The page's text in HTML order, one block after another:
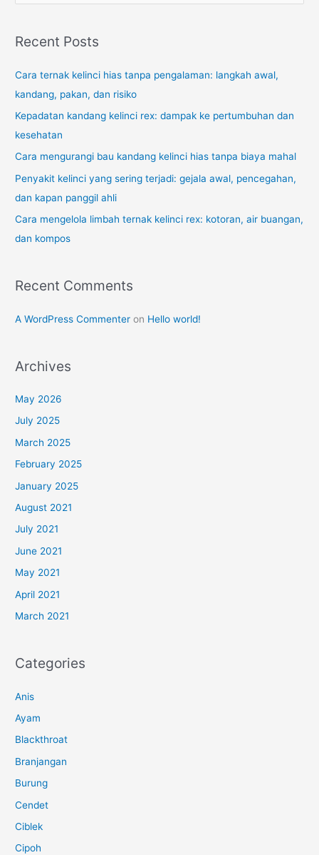
r
h
f
o
r
:
Recent Posts
Cara ternak kelinci hias tanpa pengalaman: langkah awal,
kandang, pakan, dan risiko
Kepadatan kandang kelinci rex: dampak ke pertumbuhan dan
kesehatan
Cara mengurangi bau kandang kelinci hias tanpa biaya mahal
Penyakit kelinci yang sering terjadi: gejala awal, pencegahan,
dan kapan panggil ahli
Cara mengelola limbah ternak kelinci rex: kotoran, air buangan,
dan kompos
Recent Comments
A WordPress Commenter on Hello world!
Archives
May 2026
July 2025
March 2025
February 2025
January 2025
August 2021
July 2021
June 2021
May 2021
April 2021
March 2021
Categories
Anis
Ayam
Blackthroat
Branjangan
Burung
Cendet
Ciblek
Cipoh